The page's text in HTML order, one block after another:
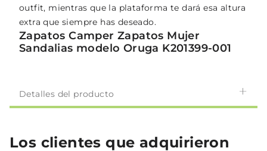
outfit, mientras que la plataforma te dará esa altura
extra que siempre has deseado.
Zapatos Camper Zapatos Mujer
Sandalias modelo Oruga K201399-001
Detalles del producto
Los clientes que adquirieron